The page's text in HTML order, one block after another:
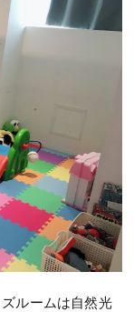
ルームは自然光